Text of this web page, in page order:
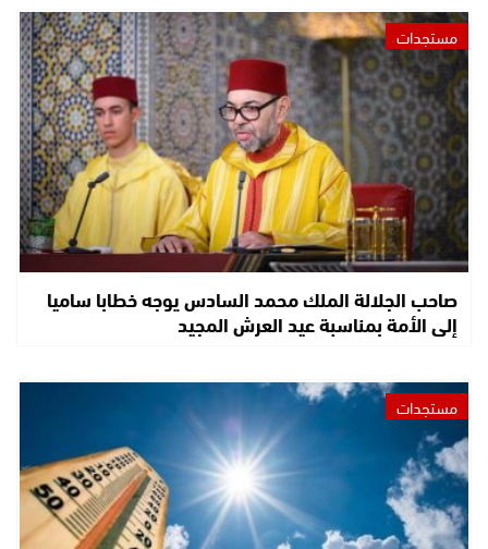
مستجدات
صاحب الجلالة الملك محمد السادس يوجه خطابا ساميا
إلى الأمة بمناسبة عيد العرش المجيد
مستجدات